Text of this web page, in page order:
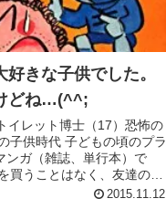
きな子供でした。
どね…(^^;
イレット博士（17）恐怖の
子供時代 子どもの頃のプラ
ンガ（雑誌、単行本）で
買うことはなく、友達の雑
2015.11.12